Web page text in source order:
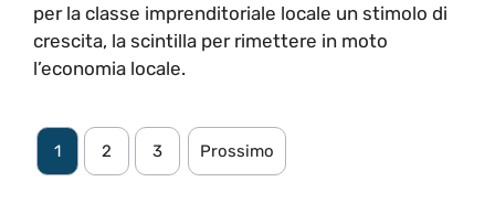
per la classe imprenditoriale locale un stimolo di
crescita, la scintilla per rimettere in moto
l’economia locale.
1 2 3 Prossimo